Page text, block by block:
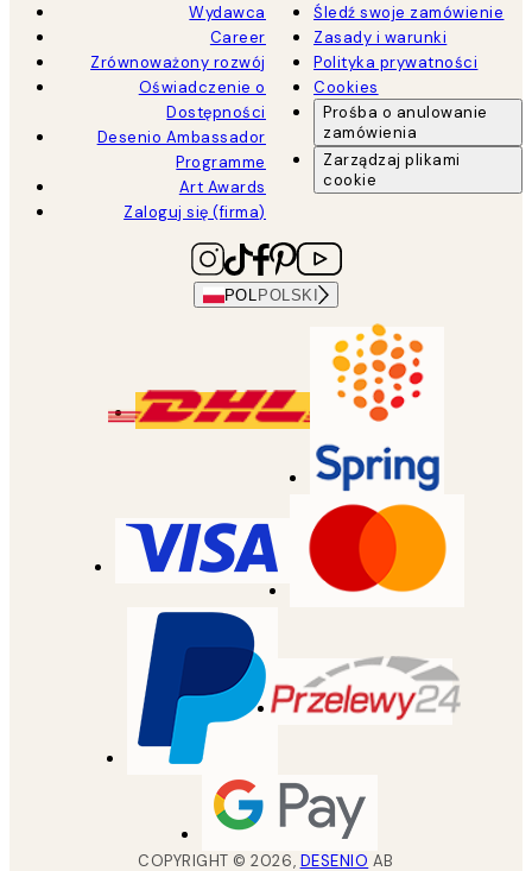
Wydawca
Career
Zrównoważony rozwój
Oświadczenie o
Dostępności
Desenio Ambassador
Programme
Art Awards
Zaloguj się (firma)
Śledź swoje zamówienie
Zasady i warunki
Polityka prywatności
Cookies
Prośba o anulowanie
zamówienia
Zarządzaj plikami
cookie
POL POLSKI
COPYRIGHT ©2026, DESENIO AB